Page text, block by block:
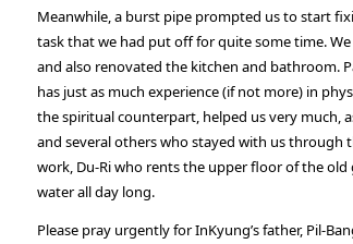
Meanwhile, a burst pipe prompted us to start
task that we had put off for quite some time.
and also renovated the kitchen and bathroom.
has just as much experience (if not more) in
the spiritual counterpart, helped us very much,
and several others who stayed with us through
work, Du-Ri who rents the upper floor of the
water all day long.
Please pray urgently for InKyung’s father, Pil-